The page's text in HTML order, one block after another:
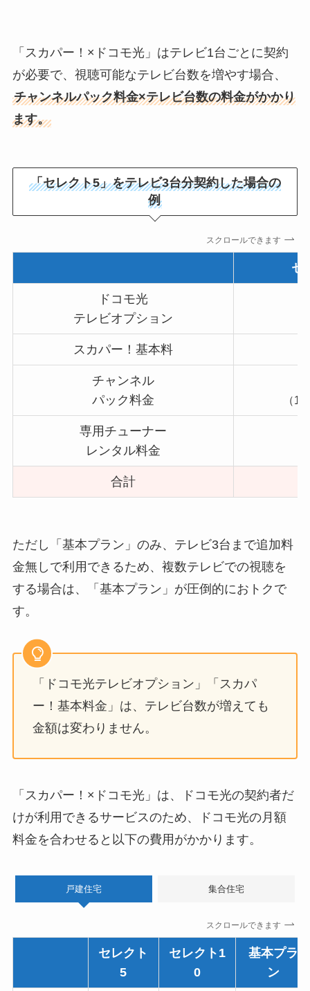
「スカパー！×ドコモ光」はテレビ1台ごとに契約
が必要で、視聴可能なテレビ台数を増やす場合、
チャンネルパック料金×テレビ台数の料金がかかり
ます。
「セレクト5」をテレビ3台分契約した場合の
例
スクロールできます
セ
ドコモ光
テレビオプション
スカパー！基本料
チャンネル
パック料金
（
専用チューナー
レンタル料金
合計
ただし「基本プラン」のみ、テレビ3台まで追加料
金無しで利用できるため、複数テレビでの視聴を
する場合は、「基本プラン」が圧倒的におトクで
す。
「ドコモ光テレビオプション」「スカパ
ー！基本料金」は、テレビ台数が増えても
金額は変わりません。
「スカパー！×ドコモ光」は、ドコモ光の契約者だ
けが利用できるサービスのため、ドコモ光の月額
料金を合わせると以下の費用がかかります。
戸建住宅 集合住宅
スクロールできます
セレクト
5
セレクト1
0
基本プラ
ン